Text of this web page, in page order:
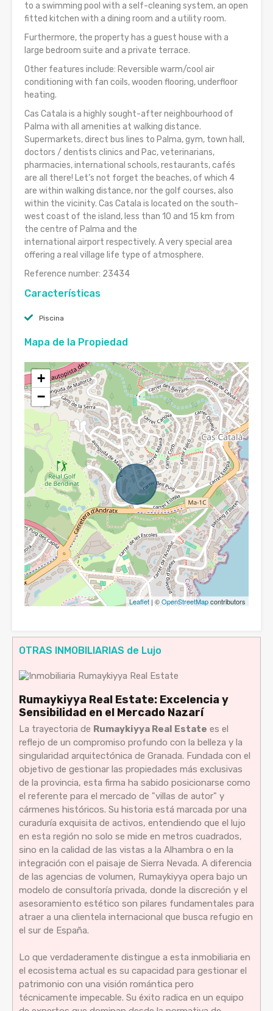
to a swimming pool with a self-cleaning system, an open
fitted kitchen with a dining room and a utility room.
Furthermore, the property has a guest house with a
large bedroom suite and a private terrace.
Other features include: Reversible warm/cool air
conditioning with fan coils, wooden flooring, underfloor
heating.
Cas Catala is a highly sought-after neighbourhood of
Palma with all amenities at walking distance.
Supermarkets, direct bus lines to Palma, gym, town hall,
doctors / dentists clinics and Pac, veterinarians,
pharmacies, international schools, restaurants, cafés
are all there! Let’s not forget the beaches, of which 4
are within walking distance, nor the golf courses, also
within the vicinity. Cas Catala is located on the south-
west coast of the island, less than 10 and 15 km from
the centre of Palma and the
international airport respectively. A very special area
offering a real village life type of atmosphere.
Reference number: 23434
Características
Piscina
Mapa de la Propiedad
+
−
Leaflet | ©OpenStreetMapcontributors
OTRAS INMOBILIARIAS de Lujo
Rumaykiyya Real Estate: Excelencia y
Sensibilidad en el Mercado Nazarí
La trayectoria de Rumaykiyya Real Estate es el
reflejo de un compromiso profundo con la belleza y la
singularidad arquitectónica de Granada. Fundada con el
objetivo de gestionar las propiedades más exclusivas
de la provincia, esta firma ha sabido posicionarse como
el referente para el mercado de "villas de autor" y
cármenes históricos. Su historia está marcada por una
curaduría exquisita de activos, entendiendo que el lujo
en esta región no solo se mide en metros cuadrados,
sino en la calidad de las vistas a la Alhambra o en la
integración con el paisaje de Sierra Nevada. A diferencia
de las agencias de volumen, Rumaykiyya opera bajo un
modelo de consultoría privada, donde la discreción y el
asesoramiento estético son pilares fundamentales para
atraer a una clientela internacional que busca refugio en
el sur de España.
Lo que verdaderamente distingue a esta inmobiliaria en
el ecosistema actual es su capacidad para gestionar el
patrimonio con una visión romántica pero
técnicamente impecable. Su éxito radica en un equipo